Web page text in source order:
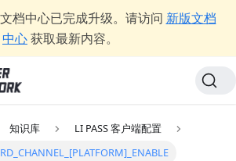
档中心已完成升级。请访问 新版文档
中心获取最新内容。
知识库
LI PASS 客户端配置